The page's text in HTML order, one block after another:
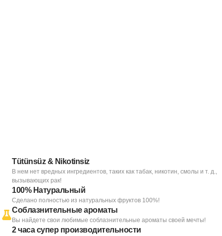
Tütünsüz & Nikotinsiz
В нем нет вредных ингредиентов, таких как табак, никотин, смолы и т. д.,
вызывающих рак!
100% Натуральный
Сделано полностью из натуральных фруктов 100%!
Соблазнительные ароматы
Вы найдете свои любимые соблазнительные ароматы своей мечты!
2 часа супер производительности